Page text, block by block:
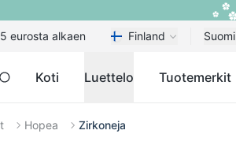
eurosta alkaen Finland Suomi
Koti Luettelo Tuotemerkit
Hopea Zirkoneja